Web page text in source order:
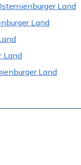
Land
Land
Land
Land